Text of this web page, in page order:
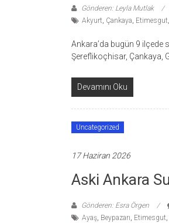
Gönderen: Leyla Mutlak
Akyurt, Çankaya, Etimesgut,
Ankara’da bugün 9 ilçede
Şereflikoçhisar, Çankaya,
Devamını Oku
Uncategorized
17 Haziran 2026
Aski Ankara
Gönderen: Esra Örgen
Ayaş, Beypazarı, Etimesgut,